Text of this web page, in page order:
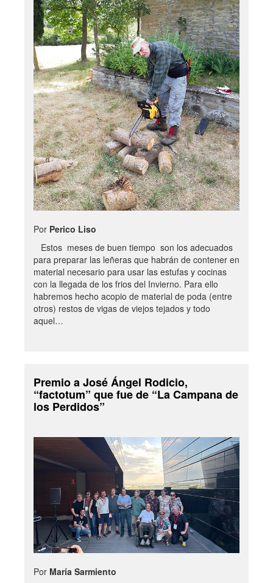
Por Perico Liso
Estos meses de buen tiempo son los adecuados
para preparar las leñeras que habrán de contener en
material necesario para usar las estufas y cocinas
con la llegada de los frios del Invierno. Para ello
habremos hecho acopio de material de poda (entre
otros) restos de vigas de viejos tejados y todo
aquel…
Premio a José Ángel Rodicio,
“factotum” que fue de “La Campana de
los Perdidos”
Por María Sarmiento